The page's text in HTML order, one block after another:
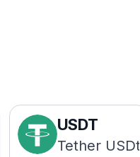
USDT
Tether USDt